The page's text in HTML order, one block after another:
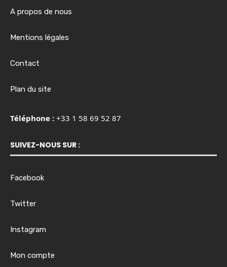
A propos de nous
Mentions légales
Contact
Plan du site
Téléphone : +33 1 58 69 52 87
SUIVEZ-NOUS SUR :
Facebook
Twitter
Instagram
Mon compte